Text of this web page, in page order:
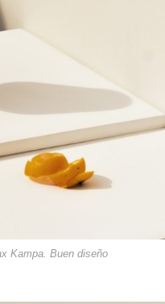
Kampa. Buen diseño